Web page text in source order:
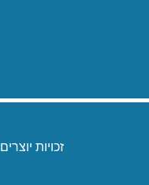
זכויות יוצרים 2024 אס אי אורגניקס